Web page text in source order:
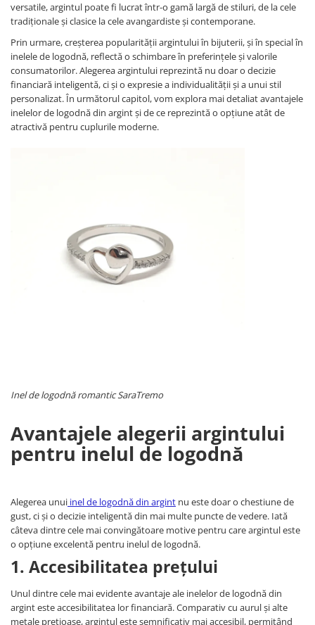
versatile, argintul poate fi lucrat într-o gamă largă de stiluri, de la cele
tradiționale și clasice la cele avangardiste și contemporane.
Prin urmare, creșterea popularității argintului în bijuterii, și în special în
inelele de logodnă, reflectă o schimbare în preferințele și valorile
consumatorilor. Alegerea argintului reprezintă nu doar o decizie
financiară inteligentă, ci și o expresie a individualității și a unui stil
personalizat. În următorul capitol, vom explora mai detaliat avantajele
inelelor de logodnă din argint și de ce reprezintă o opțiune atât de
atractivă pentru cuplurile moderne.
Inel de logodnă romantic SaraTremo
Avantajele alegerii argintului
pentru inelul de logodnă
Alegerea unui inel de logodnă din argint nu este doar o chestiune de
gust, ci și o decizie inteligentă din mai multe puncte de vedere. Iată
câteva dintre cele mai convingătoare motive pentru care argintul este
o opțiune excelentă pentru inelul de logodnă.
1. Accesibilitatea prețului
Unul dintre cele mai evidente avantaje ale inelelor de logodnă din
argint este accesibilitatea lor financiară. Comparativ cu aurul și alte
metale prețioase, argintul este semnificativ mai accesibil, permițând